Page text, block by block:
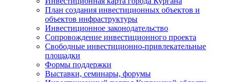
План создания инвестиционных объектов и
объектов инфраструктуры
Инвестиционное законодательство
Сопровождение инвестиционного проекта
Свободные инвестиционно-привлекательные
площадки
Формы поддержки
Выставки, семинары, форумы